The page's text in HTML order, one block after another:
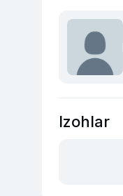
Izohlar